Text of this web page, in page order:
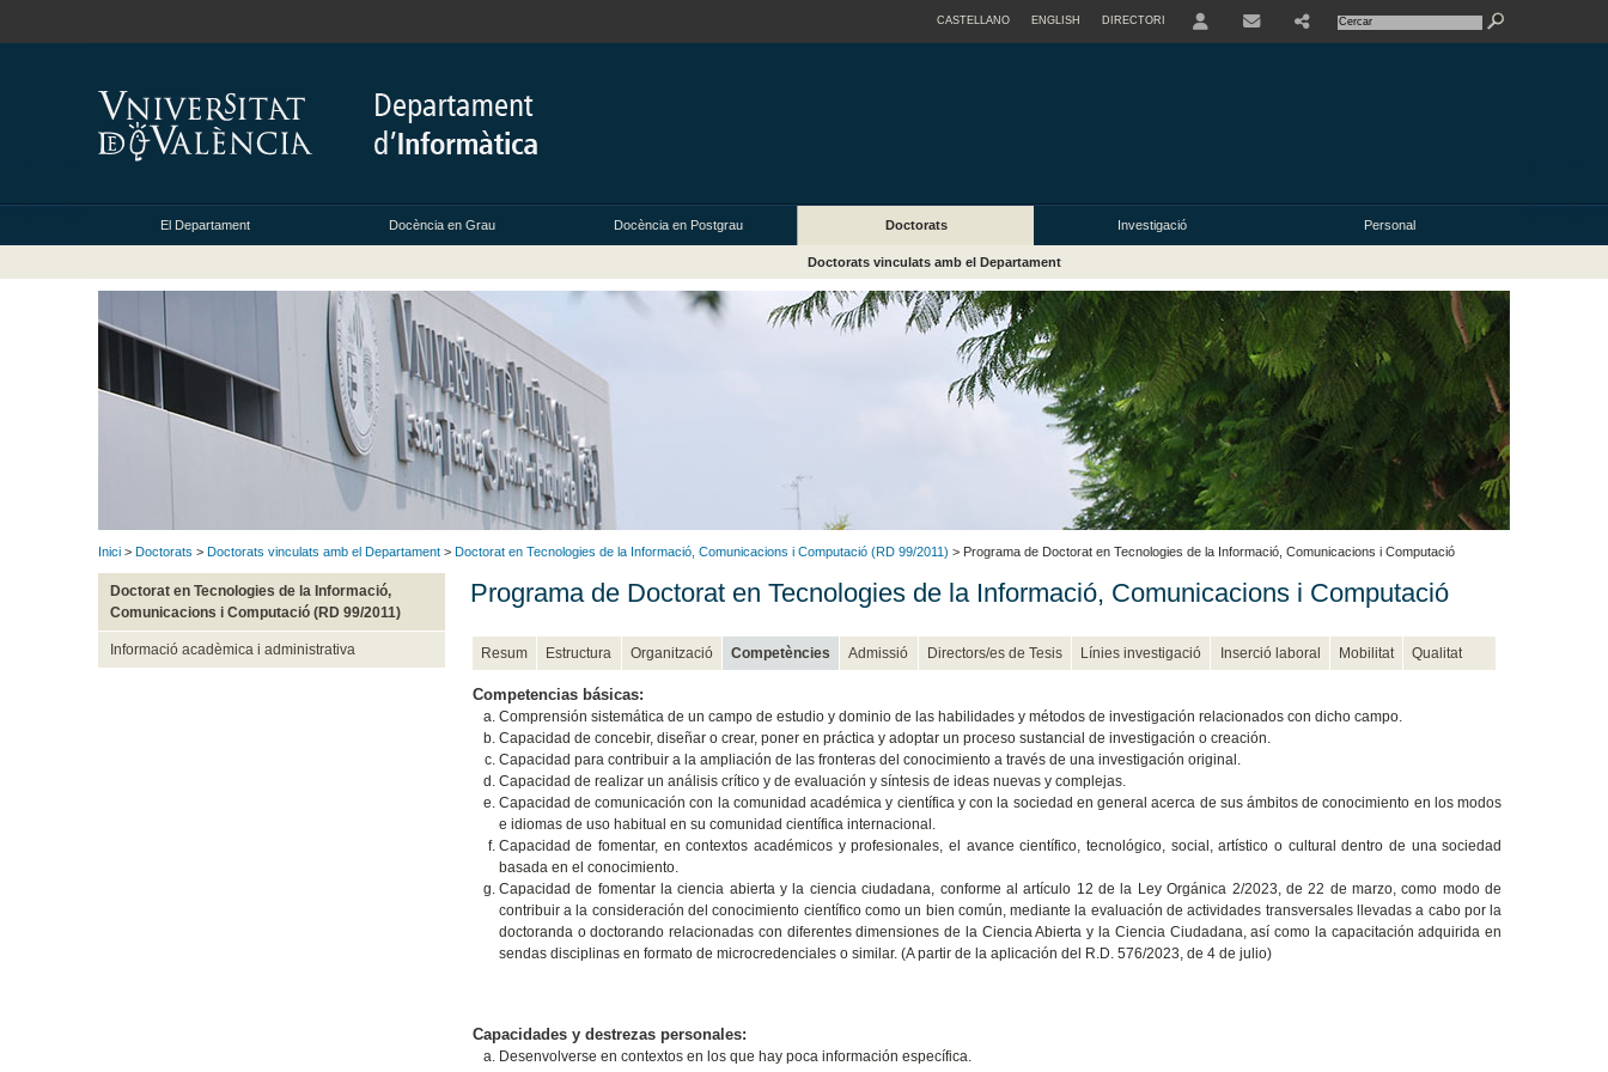
CASTELLANO ENGLISH DIRECTORI
El Departament Docència en Grau Docència en Postgrau Doctorats Investigació Personal
Doctorats vinculats amb el Departament
Inici > Doctorats > Doctorats vinculats amb el Departament > Doctorat en Tecnologies de la Informació, Comunicacions i Computació (RD 99/2011) > Programa de Doctorat en Tecnologies de la Informació, Comunicacions i Computació
Doctorat en Tecnologies de la Informació,
Comunicacions i Computació (RD 99/2011)
Informació acadèmica i administrativa
Programa de Doctorat en Tecnologies de la Informació, Comunicacions i Computació
Resum Estructura Organització Competències Admissió Directors/es de Tesis Línies investigació Inserció laboral Mobilitat Qualitat
Competencias básicas:
Comprensión sistemática de un campo de estudio y dominio de las habilidades y métodos de investigación relacionados con dicho campo.
Capacidad de concebir, diseñar o crear, poner en práctica y adoptar un proceso sustancial de investigación o creación.
Capacidad para contribuir a la ampliación de las fronteras del conocimiento a través de una investigación original.
Capacidad de realizar un análisis crítico y de evaluación y síntesis de ideas nuevas y complejas.
Capacidad de comunicación con la comunidad académica y científica y con la sociedad en general acerca de sus ámbitos de conocimiento en los modos
e idiomas de uso habitual en su comunidad científica internacional.
Capacidad de fomentar, en contextos académicos y profesionales, el avance científico, tecnológico, social, artístico o cultural dentro de una sociedad
basada en el conocimiento.
Capacidad de fomentar la ciencia abierta y la ciencia ciudadana, conforme al artículo 12 de la Ley Orgánica 2/2023, de 22 de marzo, como modo de
contribuir a la consideración del conocimiento científico como un bien común, mediante la evaluación de actividades transversales llevadas a cabo por la
doctoranda o doctorando relacionadas con diferentes dimensiones de la Ciencia Abierta y la Ciencia Ciudadana, así como la capacitación adquirida en
sendas disciplinas en formato de microcredenciales o similar. (A partir de la aplicación del R.D. 576/2023, de 4 de julio)
Capacidades y destrezas personales:
Desenvolverse en contextos en los que hay poca información específica.